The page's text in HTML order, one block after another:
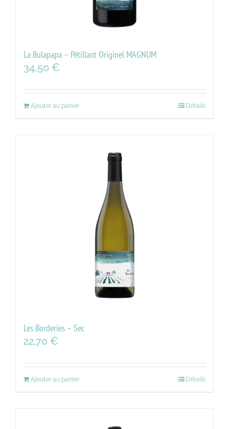
La Bulapapa – Pétillant Originel MAGNUM
34,50 €
Ajouter au panier Détails
Les Borderies – Sec
22,70 €
Ajouter au panier Détails